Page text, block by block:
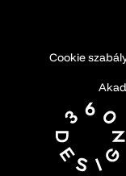
Cookie